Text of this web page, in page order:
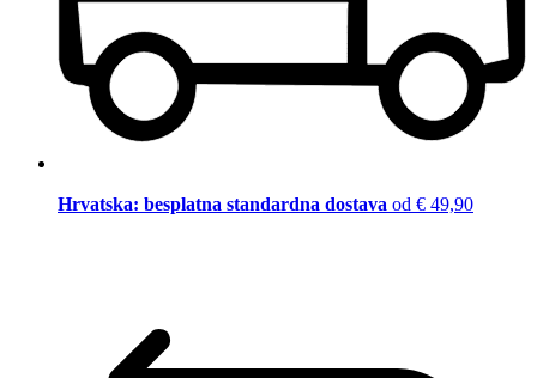
Hrvatska: besplatna standardna dostava od € 49,90